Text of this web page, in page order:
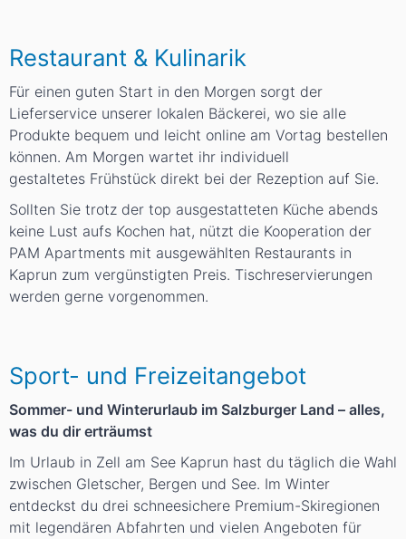
Restaurant & Kulinarik
Für einen guten Start in den Morgen sorgt der
Lieferservice unserer lokalen Bäckerei, wo sie alle
Produkte bequem und leicht online am Vortag bestellen
können. Am Morgen wartet ihr individuell
gestaltetes Frühstück direkt bei der Rezeption auf Sie.
Sollten Sie trotz der top ausgestatteten Küche abends
keine Lust aufs Kochen hat, nützt die Kooperation der
PAM Apartments mit ausgewählten Restaurants in
Kaprun zum vergünstigten Preis. Tischreservierungen
werden gerne vorgenommen.
Sport- und Freizeitangebot
Sommer- und Winterurlaub im Salzburger Land – alles,
was du dir erträumst
Im Urlaub in Zell am See Kaprun hast du täglich die Wahl
zwischen Gletscher, Bergen und See. Im Winter
entdeckst du drei schneesichere Premium-Skiregionen
mit legendären Abfahrten und vielen Angeboten für